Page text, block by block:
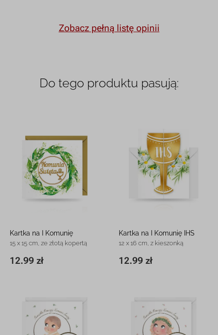
Zobacz pełną listę opinii
Do tego produktu pasują:
Kartka na I Komunię
15 x 15 cm, ze złotą kopertą
12.99 zł
15 x 15 cm
Kartka na I Komunię IHS
12 x 16 cm, z kieszonką
12.99 zł
11,8 x 16,3 cm